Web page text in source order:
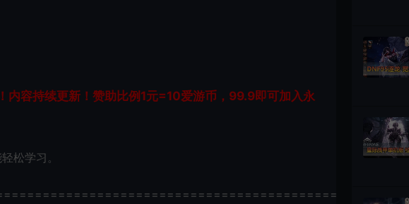
内容持续更新！赞助比例1元=10爱游币，99.9即可加入永
松学习。